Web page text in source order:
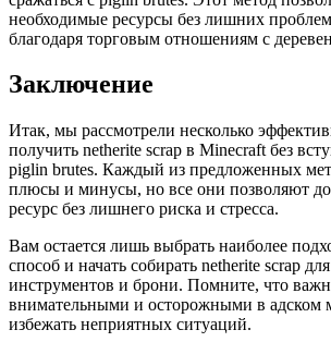
необходимые ресурсы без лишних
благодаря торговым отношениям с
Заключение
Итак, мы рассмотрели несколько
получить netherite scrap в Minecraft без
piglin brutes. Каждый из предложенных
плюсы и минусы, но все они позволяют
ресурс без лишнего риска и стресса.
Вам остается лишь выбрать наиболее
способ и начать собирать netherite scrap
инструментов и брони. Помните, что
внимательными и осторожными в адском
избежать неприятных ситуаций.